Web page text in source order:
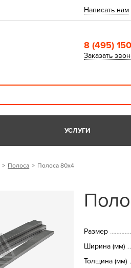
Написать нам
8 (495)
Заказать
УСЛУГИ
Полоса Полоса 80х4
Размер
Ширина (мм)
Толщина (мм)